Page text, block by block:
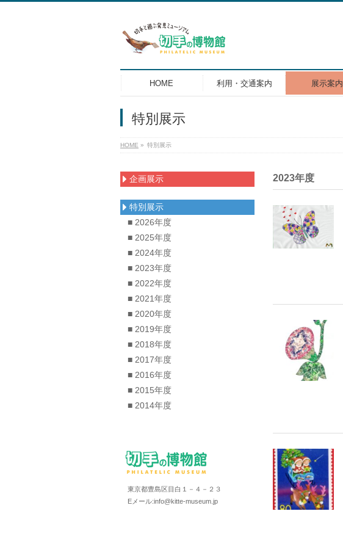
HOME 利用・交通案内 展示案内
特別展示
HOME » 特別展示
2023年度
企画展示
特別展示
■ 2026年度
■ 2025年度
■ 2024年度
■ 2023年度
■ 2022年度
■ 2021年度
■ 2020年度
■ 2019年度
■ 2018年度
■ 2017年度
■ 2016年度
■ 2015年度
■ 2014年度
東京都豊島区目白１－４－２３
Eメール:info@kitte-museum.jp